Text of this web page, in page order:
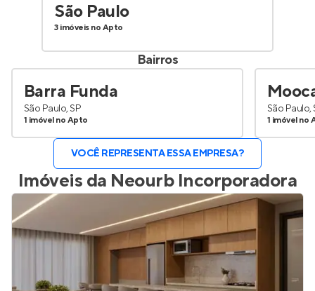
São Paulo
3 imóveis no Apto
Bairros
Barra Funda
São Paulo, SP
1 imóvel no Apto
São Paulo,
1 imóvel no
VOCÊ REPRESENTA ESSA EMPRESA?
Imóveis da Neourb Incorporadora